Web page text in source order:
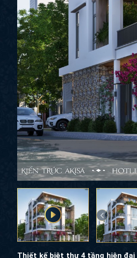
Thiết kế biệt thự 4 tầng hiện đại